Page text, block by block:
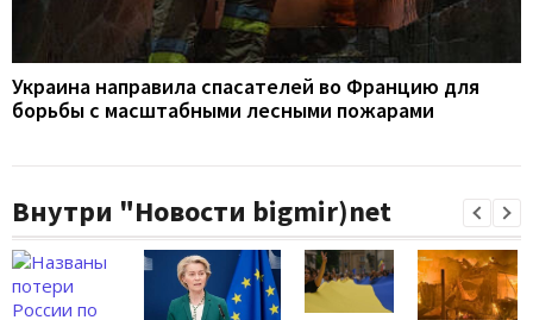
Украина направила спасателей во Францию для
борьбы с масштабными лесными пожарами
Внутри "Новости bigmir)net